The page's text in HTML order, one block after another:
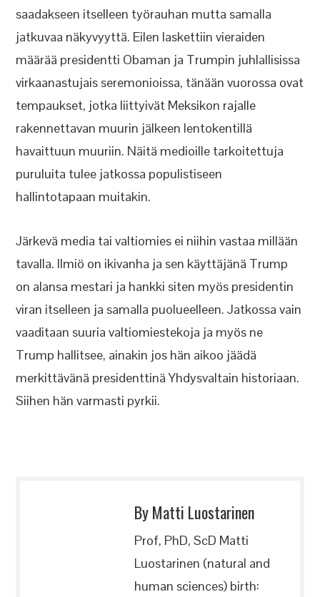
saadakseen itselleen työrauhan mutta samalla
jatkuvaa näkyvyyttä. Eilen laskettiin vieraiden
määrää presidentti Obaman ja Trumpin juhlallisissa
virkaanastujais seremonioissa, tänään vuorossa ovat
tempaukset, jotka liittyivät Meksikon rajalle
rakennettavan muurin jälkeen lentokentillä
havaittuun muuriin. Näitä medioille tarkoitettuja
puruluita tulee jatkossa populistiseen
hallintotapaan muitakin.
Järkevä media tai valtiomies ei niihin vastaa millään
tavalla. Ilmiö on ikivanha ja sen käyttäjänä Trump
on alansa mestari ja hankki siten myös presidentin
viran itselleen ja samalla puolueelleen. Jatkossa vain
vaaditaan suuria valtiomiestekoja ja myös ne
Trump hallitsee, ainakin jos hän aikoo jäädä
merkittävänä presidenttinä Yhdysvaltain historiaan.
Siihen hän varmasti pyrkii.
By Matti Luostarinen
Prof, PhD, ScD Matti
Luostarinen (natural and
human sciences) birth: